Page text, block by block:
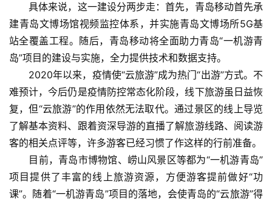
问
答
社
区
具体来说，这一建设分两步走：首先，青岛移动首先承
建青岛文博场馆视频监控体系，并实施青岛文博场所5G基
站全覆盖工程。随后，青岛移动将全面助力青岛“一机游青
岛”项目的建设与实施，全力提供技术和数据支持。
2020年以来，疫情使“云旅游”成为热门“出游”方式。不
难预计，今后仍是疫情防控常态化阶段，线下旅游虽日益恢
复，但“云旅游”的作用依然无法取代。通过景区的线上导览
了解基本资料、跟着资深导游的直播了解旅游线路、阅读游
客的相关点评等，许多游客已经习惯了作这样的行前准备。
目前，青岛市博物馆、崂山风景区等都为“一机游青岛”
项目提供了丰富的线上旅游资源，方便游客提前做好“功
课”。随着“一机游青岛”项目的落地，会使青岛的“云旅游”得